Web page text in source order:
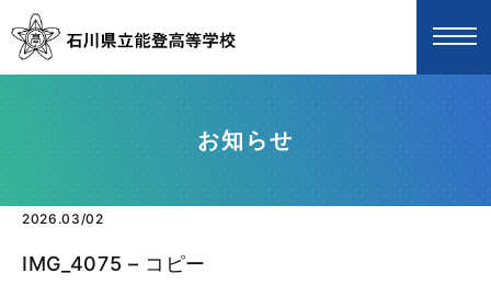
お知らせ
2026.03/02
IMG_4075 – コピー